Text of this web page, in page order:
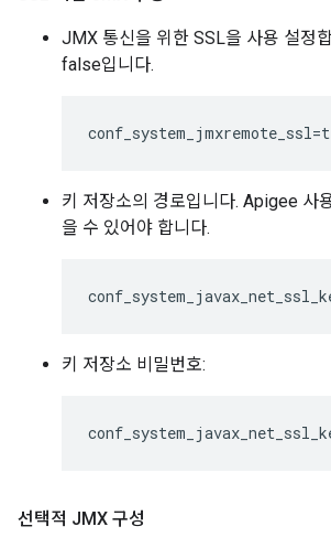
JMX 통신을 위한 SSL을 사용 설정
false입니다.
키 저장소의 경로입니다. Apigee 사
을 수 있어야 합니다.
키 저장소 비밀번호:
선택적 JMX 구성